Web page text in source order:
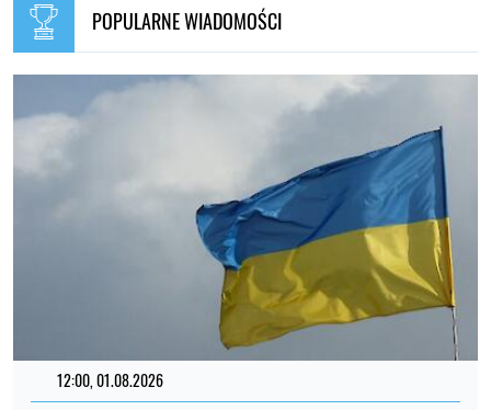
POPULARNE WIADOMOŚCI
12:00, 01.08.2026